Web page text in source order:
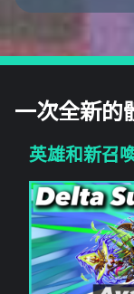
一次全新的
英雄和新召